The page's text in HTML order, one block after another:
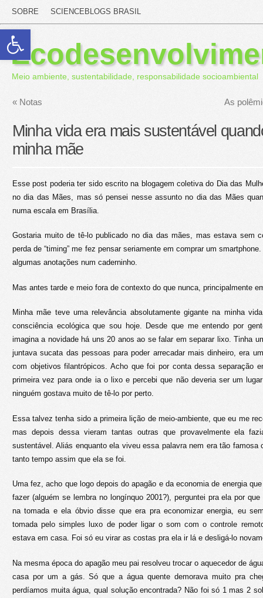
Abrir a barra de ferramentas
SOBRE SCIENCEBLOGS BRASIL
Meio ambiente, sustentabilidade, responsabilidade socioambiental
« Notas As
Minha vida era mais sustentável
minha mãe
Esse post poderia ter sido escrito na blogagem coletiva do Dia das
no dia das Mães, mas só pensei nesse assunto no dia das Mães
numa escala em Brasília.
Gostaria muito de tê-lo publicado no dia das mães, mas estava sem
perda de “timing” me fez pensar seriamente em comprar um
algumas anotações num caderninho.
Mas antes tarde e meio fora de contexto do que nunca, principalmente
Minha mãe teve uma relevância absolutamente gigante na minha
consciência ecológica que sou hoje. Desde que me entendo por
imagina a novidade há uns 20 anos ao se falar em separar lixo. Tinha
juntava sucata das pessoas para poder arrecadar mais dinheiro, era
com objetivos filantrópicos. Acho que foi por conta dessa separação
primeira vez para onde ia o lixo e percebi que não deveria ser um
ninguém gostava muito de tê-lo por perto.
Essa talvez tenha sido a primeira lição de meio-ambiente, que eu me
mas depois dessa vieram tantas outras que provavelmente ela
sustentável. Aliás enquanto ela viveu essa palavra nem era tão famosa
tanto tempo assim que ela se foi.
Uma fez, acho que logo depois do apagão e da economia de energia
fazer (alguém se lembra no longínquo 2001?), perguntei pra ela por
na tomada e ela óbvio disse que era pra economizar energia, eu
tomada pelo simples luxo de poder ligar o som com o controle
estava em casa. Foi só eu virar as costas pra ela ir lá e desligá-lo
Na mesma época do apagão meu pai resolveu trocar o aquecedor de
casa por um a gás. Só que a água quente demorava muito pra
perdíamos muita água, qual solução encontrada? Não foi só 1 mas 2